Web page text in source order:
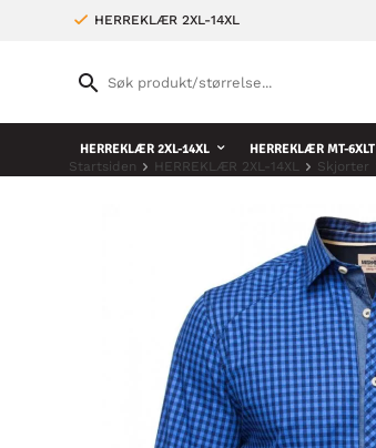
HERREKLÆR 2XL-14XL
HERREKLÆR 2XL-14XL HERREKLÆR MT-6XLT
Startsiden HERREKLÆR 2XL-14XL Skjorter